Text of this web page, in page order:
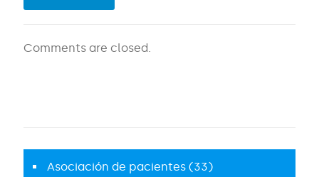
Comments are closed.
Asociación de pacientes (33)